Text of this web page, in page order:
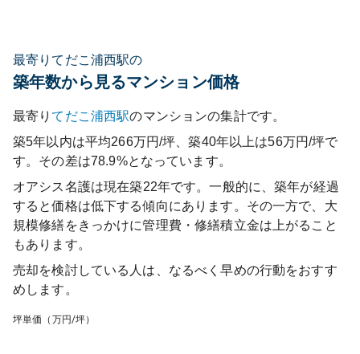
最寄りてだこ浦西駅の
築年数から見るマンション価格
最寄りてだこ浦西駅のマンションの集計です。
築5年以内は平均266万円/坪、築40年以上は56万円/坪で
す。その差は78.9%となっています。
オアシス名護は現在築22年です。一般的に、築年が経過
すると価格は低下する傾向にあります。その一方で、大
規模修繕をきっかけに管理費・修繕積立金は上がること
もあります。
売却を検討している人は、なるべく早めの行動をおすす
めします。
坪単価（万円/坪）